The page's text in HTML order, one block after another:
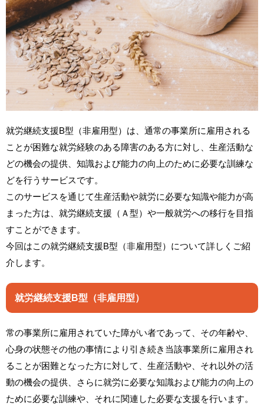
就労継続支援B型（非雇用型）は、通常の事業所に雇用される
ことが困難な就労経験のある障害のある方に対し、生産活動な
どの機会の提供、知識および能力の向上のために必要な訓練な
どを行うサービスです。
このサービスを通じて生産活動や就労に必要な知識や能力が高
まった方は、就労継続支援（Ａ型）や一般就労への移行を目指
すことができます。
今回はこの就労継続支援B型（非雇用型）について詳しくご紹
介します。
就労継続支援B型（非雇用型）
常の事業所に雇用されていた障がい者であって、その年齢や、
心身の状態その他の事情により引き続き当該事業所に雇用され
ることが困難となった方に対して、生産活動や、それ以外の活
動の機会の提供、さらに就労に必要な知識および能力の向上の
ために必要な訓練や、それに関連した必要な支援を行います。